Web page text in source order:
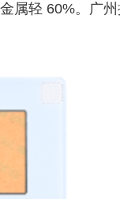
属轻 60%。广